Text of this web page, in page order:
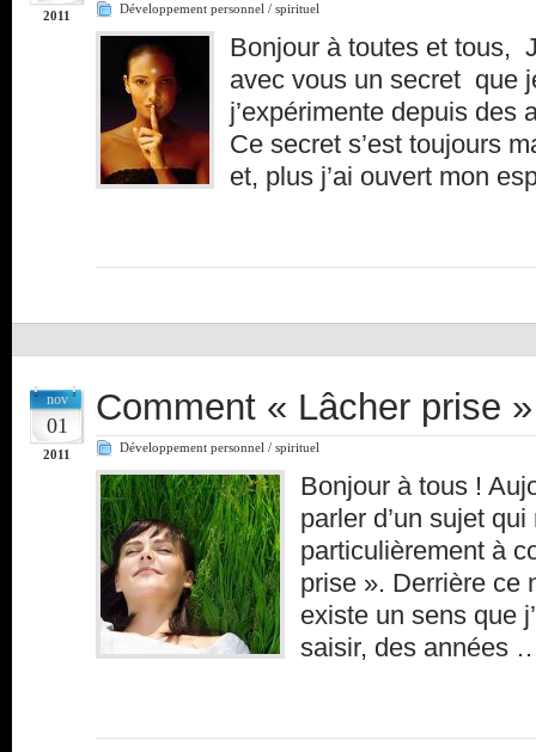
2011 Développement personnel / spirituel
Bonjour à toutes et tous,
avec vous un secret que
j’expérimente depuis des
Ce secret s’est toujours
et, plus j’ai ouvert mon
nov
01
2011
Comment « Lâcher prise
Développement personnel / spirituel
Bonjour à tous !
parler d’un sujet
particulièrement à
prise ». Derrière ce
existe un sens que
saisir, des années